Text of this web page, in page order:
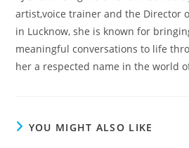
artist,voice trainer and the Director
in Lucknow, she is known for
meaningful conversations to life
her a respected name in the world
YOU MIGHT ALSO LIKE